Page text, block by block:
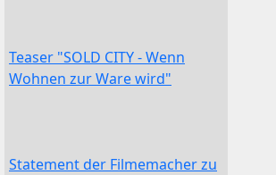
Teaser "SOLD CITY - Wenn
Wohnen zur Ware wird"
Statement der Filmemacher zu